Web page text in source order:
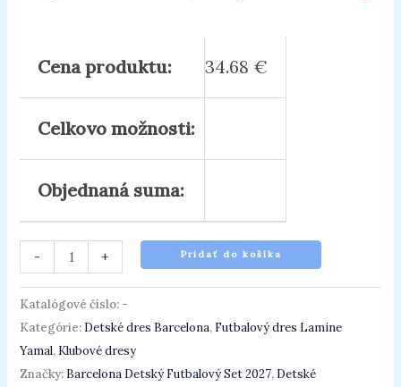
Cena produktu: 34.68 €
Celkovo možnosti:
Objednaná suma:
- + Pridať do košíka
Katalógové číslo: -
Kategórie: Detské dres Barcelona, Futbalový dres Lamine
Yamal, Klubové dresy
Značky: Barcelona Detský Futbalový Set 2027, Detské